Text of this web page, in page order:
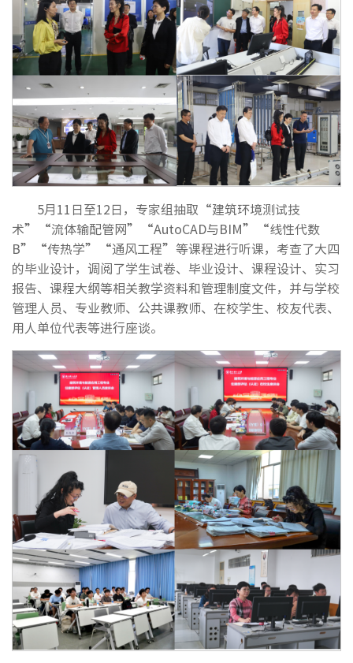
5月11日至12日，专家组抽取“建筑环境测试技
术”“流体输配管网”“AutoCAD与BIM”“线性代数
B”“传热学”“通风工程”等课程进行听课，考查了大四
的毕业设计，调阅了学生试卷、毕业设计、课程设计、实习
报告、课程大纲等相关教学资料和管理制度文件，并与学校
管理人员、专业教师、公共课教师、在校学生、校友代表、
用人单位代表等进行座谈。